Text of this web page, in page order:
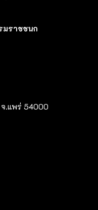
ราชชนก
จ.แพร่ 54000